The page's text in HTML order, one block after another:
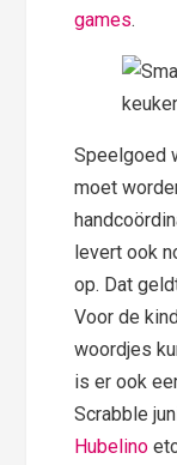
games.
Speelgoed
moet
levert ook
op. Dat
Voor de
woordjes
is er ook
Scrabble
Hubelino